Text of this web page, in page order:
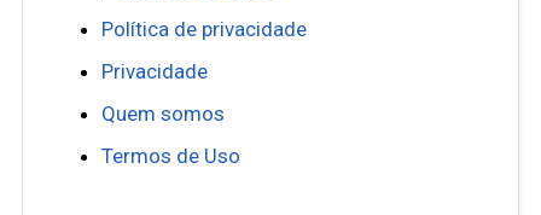
Política de privacidade
Privacidade
Quem somos
Termos de Uso